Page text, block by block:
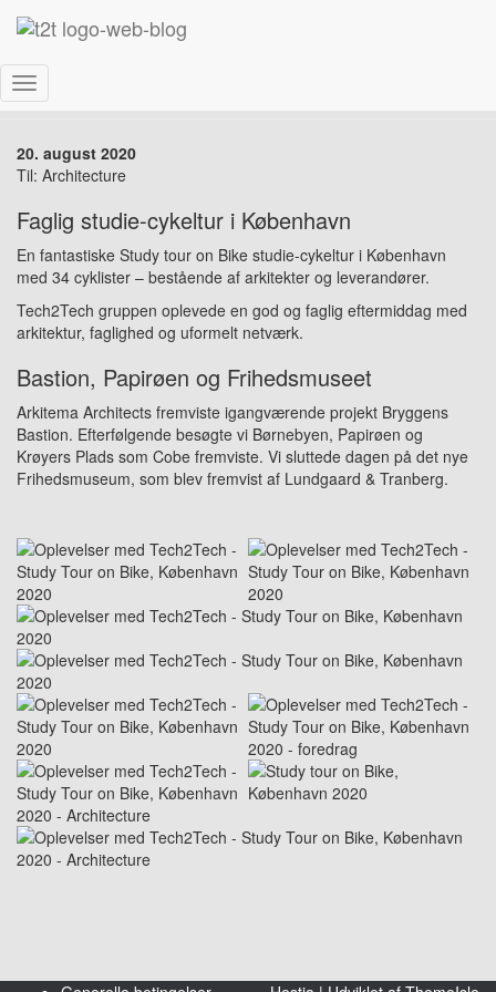
Skift
20. august 2020
Til: Architecture
Faglig studie-cykeltur i København
En fantastiske Study tour on Bike studie-cykeltur i København
med 34 cyklister – bestående af arkitekter og leverandører.
Tech2Tech gruppen oplevede en god og faglig eftermiddag med
arkitektur, faglighed og uformelt netværk.
Bastion, Papirøen og Frihedsmuseet
Arkitema Architects fremviste igangværende projekt Bryggens
Bastion. Efterfølgende besøgte vi Børnebyen, Papirøen og
Krøyers Plads som Cobe fremviste. Vi sluttede dagen på det nye
Frihedsmuseum, som blev fremvist af Lundgaard & Tranberg.